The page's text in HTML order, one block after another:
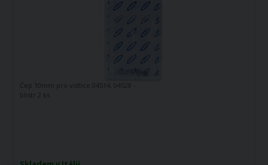
Čep 10mm pro vidlice 04514, 04528 -
blistr 2 ks